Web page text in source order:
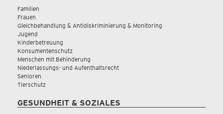
Familien
Frauen
Gleichbehandlung & Antidiskriminierung & Monitoring
Jugend
Kinderbetreuung
Konsumentenschutz
Menschen mit Behinderung
Niederlassungs- und Aufenthaltsrecht
Senioren
Tierschutz
GESUNDHEIT & SOZIALES